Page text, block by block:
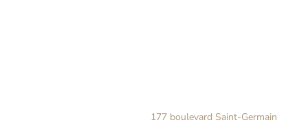
177 boulevard Saint-Germain